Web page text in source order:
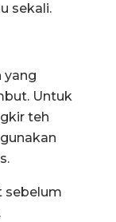
sekali.
yang
Untuk
teh
sebelum